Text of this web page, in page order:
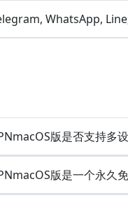
WhatsApp,
版是否支持多
版是一个永久